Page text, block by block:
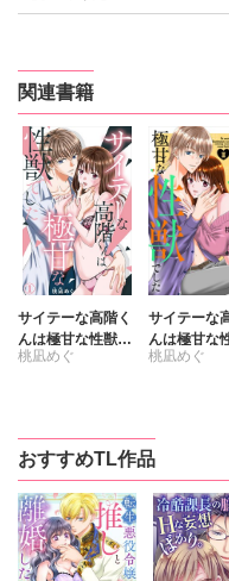
関連書籍
サイテーな高階く
んは極甘な性獣で
した
桃凪めぐ
サイテーな
んは極甘な
した【単行
桃凪めぐ
おすすめTL作品